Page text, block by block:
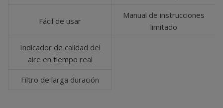
Fácil de usar
Manual de instrucciones
limitado
Indicador de calidad del
aire en tiempo real
Filtro de larga duración